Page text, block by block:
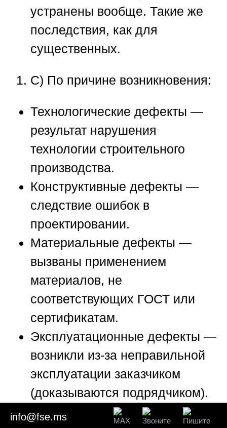
устранены вообще. Такие же
последствия, как для
существенных.
C) По причине возникновения:
Технологические дефекты —
результат нарушения
технологии строительного
производства.
Конструктивные дефекты —
следствие ошибок в
проектировании.
Материальные дефекты —
вызваны применением
материалов, не
соответствующих ГОСТ или
сертификатам.
Эксплуатационные дефекты —
возникли из-за неправильной
эксплуатации заказчиком
(доказываются подрядчиком).
D) По отношению к договору:
info@fse.ms